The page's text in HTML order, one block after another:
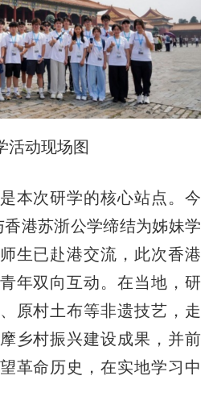
活动现场图
次研学的核心站点。今
港苏浙公学缔结为姊妹学
生已赴港交流，此次香港
年双向互动。在当地，研
原村土布等非遗技艺，走
乡村振兴建设成果，并前
革命历史，在实地学习中